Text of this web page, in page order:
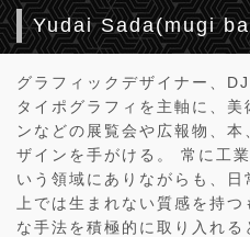
Yudai Sada(mugi
グラフィックデザイナー、DJ
タイポグラフィを主軸に、
ンなどの展覧会や広報物、
ザインを手がける。 常に工
いう領域にありながらも、
上では生まれない質感を持
な手法を積極的に取り入れ